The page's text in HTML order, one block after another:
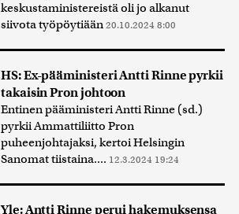
keskustaministereistä oli jo alkanut
siivota työpöytiään 20.10.2024 8:00
HS: Ex-pääministeri Antti Rinne pyrkii
takaisin Pron johtoon
Entinen pääministeri Antti Rinne (sd.)
pyrkii Ammattiliitto Pron
puheenjohtajaksi, kertoi Helsingin
Sanomat tiistaina.... 12.3.2024 19:24
Yle: Antti Rinne perui hakemuksensa